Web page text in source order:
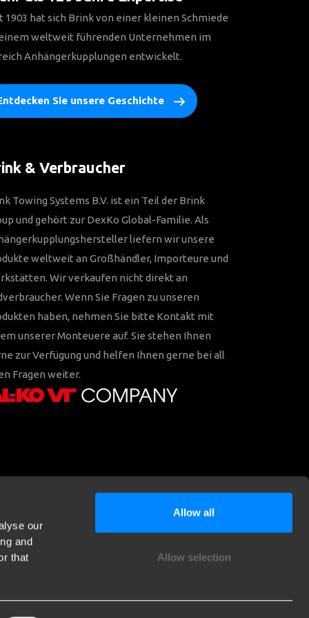
our
and
that
Allow all
Allow selection
1903 hat sich Brink von einer kleinen Schmiede
weltweit führenden Unternehmen im
Anhängerkupplungen entwickelt.
Sie unsere Geschichte
& Verbraucher
Towing Systems B.V. ist ein Teil der Brink
und gehört zur DexKo Global-Familie. Als
liefern wir unsere
weltweit an Großhändler, Importeure und
Wir verkaufen nicht direkt an
Wenn Sie Fragen zu unseren
haben, nehmen Sie bitte Kontakt mit
unserer Monteuere auf. Sie stehen Ihnen
zur Verfügung und helfen Ihnen gerne bei all
Fragen weiter.